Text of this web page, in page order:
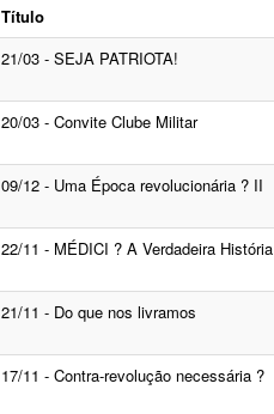
Título
21/03 - SEJA PATRIOTA!
20/03 - Convite Clube Militar
09/12 - Uma Época revolucionária ? II
22/11 - MÉDICI ? A Verdadeira História
21/11 - Do que nos livramos
17/11 - Contra-revolução necessária ?